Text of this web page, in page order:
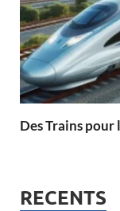
Des Trains pour
RECENTS